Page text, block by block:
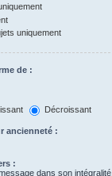
uniquement
de :
Décroissant
ancienneté :
:
dans son intégralité.